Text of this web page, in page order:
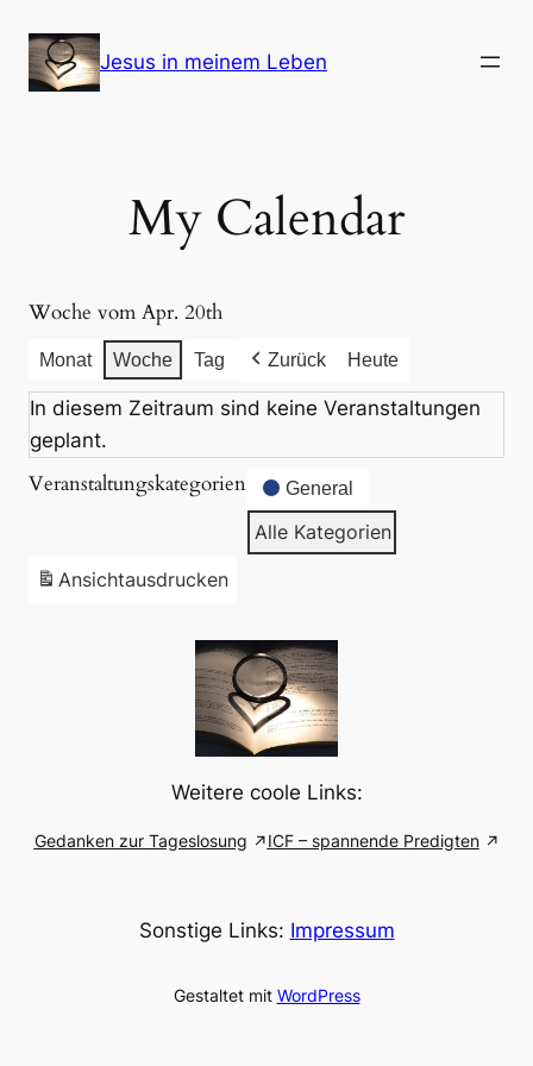
Inhalt
springen
Jesus in meinem Leben
My Calendar
Woche vom Apr. 20th
Monat Woche Tag Zurück Heute
In diesem Zeitraum sind keine Veranstaltungen
geplant.
Veranstaltungskategorien General
Alle Kategorien
Ansichtausdrucken
Weitere coole Links:
Gedanken zur Tageslosung ICF – spannende Predigten
Sonstige Links: Impressum
Gestaltet mit WordPress